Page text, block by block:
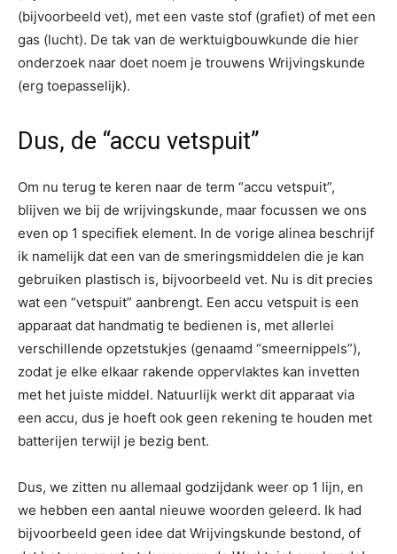
(bijvoorbeeld vet), met een vaste stof (grafiet) of met een
gas (lucht). De tak van de werktuigbouwkunde die hier
onderzoek naar doet noem je trouwens Wrijvingskunde
(erg toepasselijk).
Dus, de “accu vetspuit”
Om nu terug te keren naar de term “accu vetspuit”,
blijven we bij de wrijvingskunde, maar focussen we ons
even op 1 specifiek element. In de vorige alinea beschrijf
ik namelijk dat een van de smeringsmiddelen die je kan
gebruiken plastisch is, bijvoorbeeld vet. Nu is dit precies
wat een “vetspuit” aanbrengt. Een accu vetspuit is een
apparaat dat handmatig te bedienen is, met allerlei
verschillende opzetstukjes (genaamd “smeernippels”),
zodat je elke elkaar rakende oppervlaktes kan invetten
met het juiste middel. Natuurlijk werkt dit apparaat via
een accu, dus je hoeft ook geen rekening te houden met
batterijen terwijl je bezig bent.
Dus, we zitten nu allemaal godzijdank weer op 1 lijn, en
we hebben een aantal nieuwe woorden geleerd. Ik had
bijvoorbeeld geen idee dat Wrijvingskunde bestond, of